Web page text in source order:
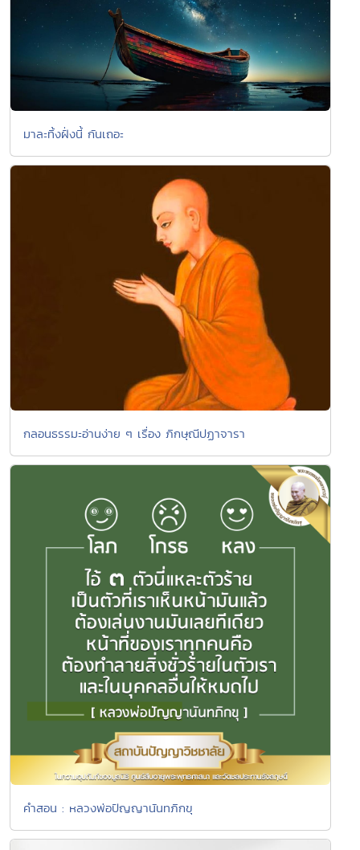
มาละทิ้งฝั่งนี้ กันเถอะ
กลอนธรรมะอ่านง่าย ๆ เรื่อง ภิกษุณีปฏาจารา
คำสอน : หลวงพ่อปัญญานันทภิกขุ